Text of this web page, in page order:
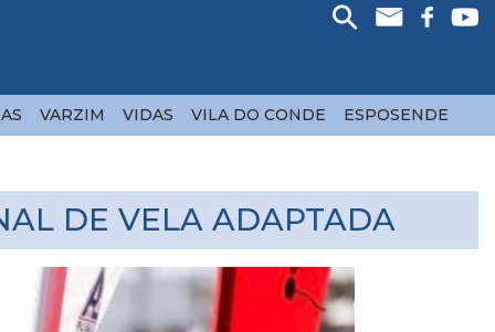
VARZIM VIDAS VILA DO CONDE ESPOSENDE
DE VELA ADAPTADA